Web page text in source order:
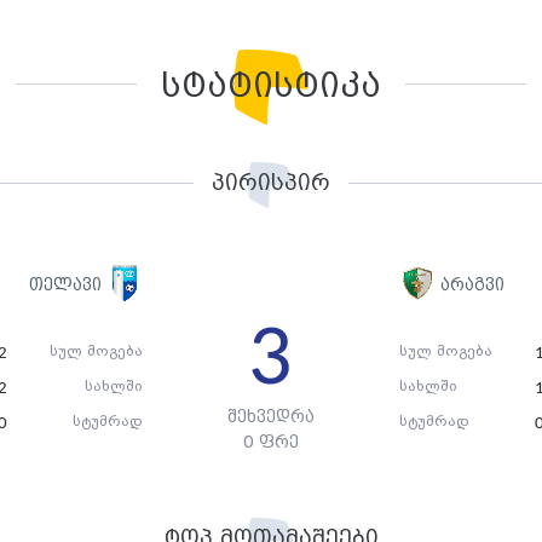
სტატისტიკა
პირისპირ
თელავი არაგვი
სულ მოგება
სახლში
სტუმრად
სულ მოგება 1
სახლში 1
სტუმრად
3
შეხვედრა
0 ფრე